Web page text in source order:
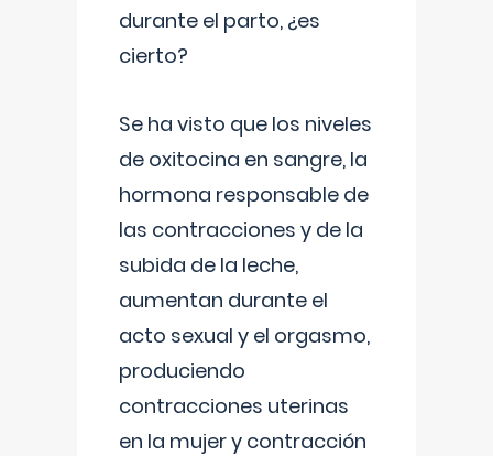
durante el parto, ¿es
cierto?
Se ha visto que los niveles
de oxitocina en sangre, la
hormona responsable de
las contracciones y de la
subida de la leche,
aumentan durante el
acto sexual y el orgasmo,
produciendo
contracciones uterinas
en la mujer y contracción